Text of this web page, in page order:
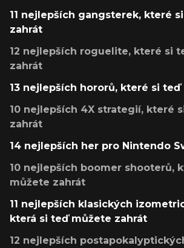
11 nejlepších gangsterek, které
zahrát
12 nejlepších roguelite, které si
zahrát
13 nejlepších hororů, které si
10 nejlepších 4X strategií, které
zahrát
14 nejlepších her pro Nintendo
10 nejlepších boomer shooterů,
můžete zahrát
11 nejlepších klasických
která si teď můžete zahrát
12 nejlepších